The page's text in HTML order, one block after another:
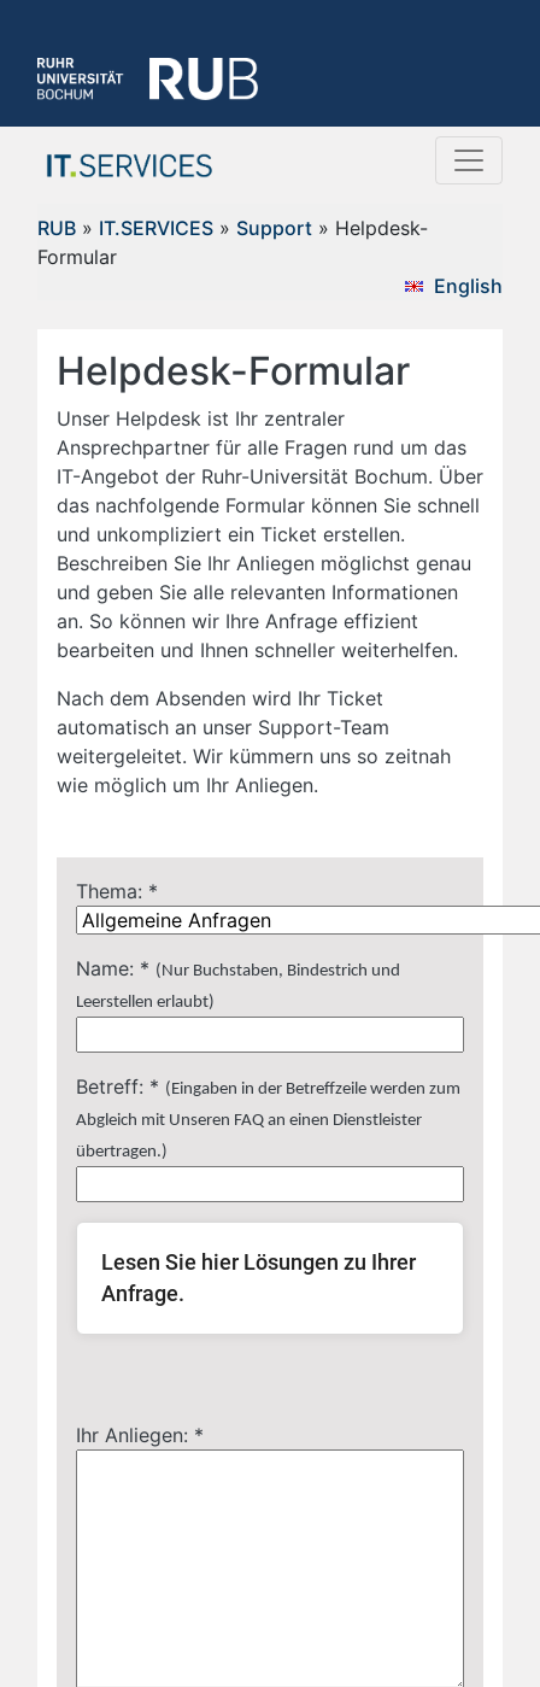
RUB » IT.SERVICES » Support » Helpdesk-
Formular
English
Helpdesk-Formular
Unser Helpdesk ist Ihr zentraler
Ansprechpartner für alle Fragen rund um das
IT-Angebot der Ruhr-Universität Bochum. Über
das nachfolgende Formular können Sie schnell
und unkompliziert ein Ticket erstellen.
Beschreiben Sie Ihr Anliegen möglichst genau
und geben Sie alle relevanten Informationen
an. So können wir Ihre Anfrage effizient
bearbeiten und Ihnen schneller weiterhelfen.
Nach dem Absenden wird Ihr Ticket
automatisch an unser Support-Team
weitergeleitet. Wir kümmern uns so zeitnah
wie möglich um Ihr Anliegen.
Thema: *
Name: * (Nur Buchstaben, Bindestrich und
Leerstellen erlaubt)
Betreff: * (Eingaben in der Betreffzeile werden zum
Abgleich mit Unseren FAQ an einen Dienstleister
übertragen.)
Lesen Sie hier Lösungen zu Ihrer
Anfrage.
Ihr Anliegen: *